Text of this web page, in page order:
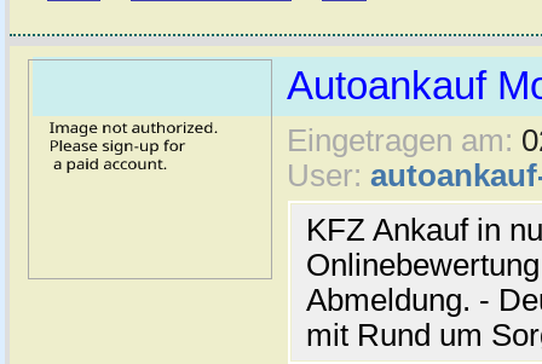
Autoankauf
Eingetragen am:
User:
KFZ Ankauf in
Abmeldung. -
mit Rund um